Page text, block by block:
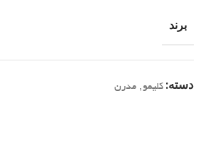
برند
دسته: کلیمو, مدرن